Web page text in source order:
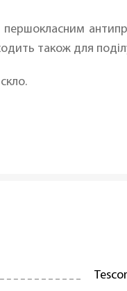
також для